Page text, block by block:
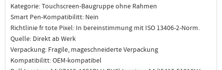
Kategorie: Touchscreen-Baugruppe ohne Rahmen
Smart Pen-Kompatibilitt: Nein
Richtlinie fr tote Pixel: In bereinstimmung mit ISO 13406-2-Norm.
Quelle: Direkt ab Werk
Verpackung: Fragile, mageschneiderte Verpackung
Kompatibilitt: OEM-kompatibel